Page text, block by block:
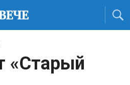
«Старый